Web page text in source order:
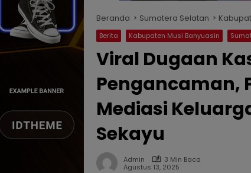
Beranda Sumatera Selatan
Berita Kabupaten Musi Banyuasin
Viral Dugaan
Pengancaman,
Mediasi
Sekayu
Admin
3 Min Baca
Agustus 13, 2025